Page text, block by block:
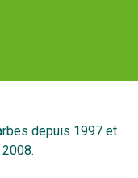
depuis 1997 et